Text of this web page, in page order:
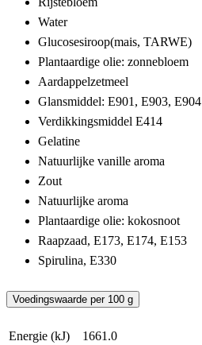
Water
Glucosesiroop(mais, TARWE)
Plantaardige olie: zonnebloem
Aardappelzetmeel
Glansmiddel: E901, E903, E904
Verdikkingsmiddel E414
Gelatine
Natuurlijke vanille aroma
Zout
Natuurlijke aroma
Plantaardige olie: kokosnoot
Raapzaad, E173, E174, E153
Spirulina, E330
Voedingswaarde per 100 g
Energie (kJ)
1661.0